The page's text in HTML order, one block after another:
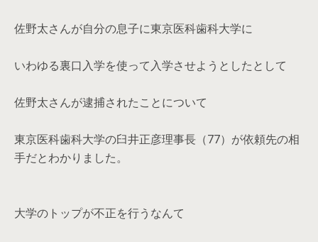
佐野太さんが自分の息子に東京医科歯科大学に
いわゆる裏口入学を使って入学させようとしたとして
佐野太さんが逮捕されたことについて
東京医科歯科大学の臼井正彦理事長（77）が依頼先の相
手だとわかりました。
大学のトップが不正を行うなんて